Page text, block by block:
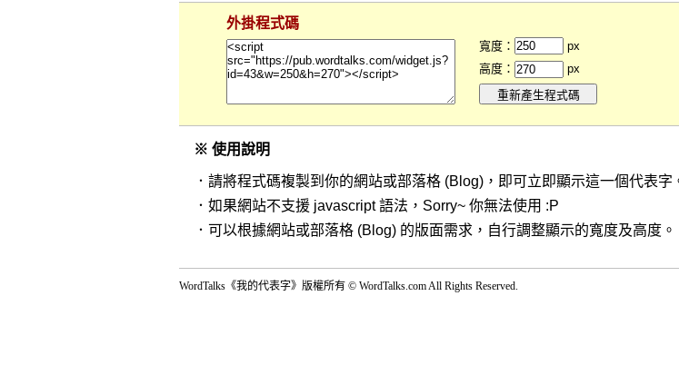
外掛程式碼
寬度：
px
高度：
px
※ 使用說明
．請將程式碼複製到你的網站或部落格 (Blog)，即可立即顯示這一個代表字
．如果網站不支援 javascript 語法，Sorry~ 你無法使用 :P
．可以根據網站或部落格 (Blog) 的版面需求，自行調整顯示的寬度及高度。
WordTalks《我的代表字》版權所有 © WordTalks.com All Rights Reserved.